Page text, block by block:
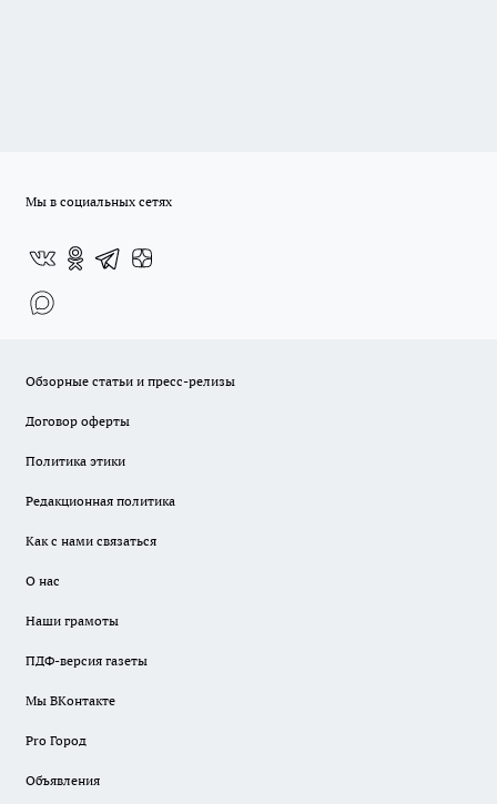
Мы в социальных сетях
Обзорные статьи и пресс-релизы
Договор оферты
Политика этики
Редакционная политика
Как с нами связаться
О нас
Наши грамоты
ПДФ-версия газеты
Мы ВКонтакте
Pro Город
Объявления